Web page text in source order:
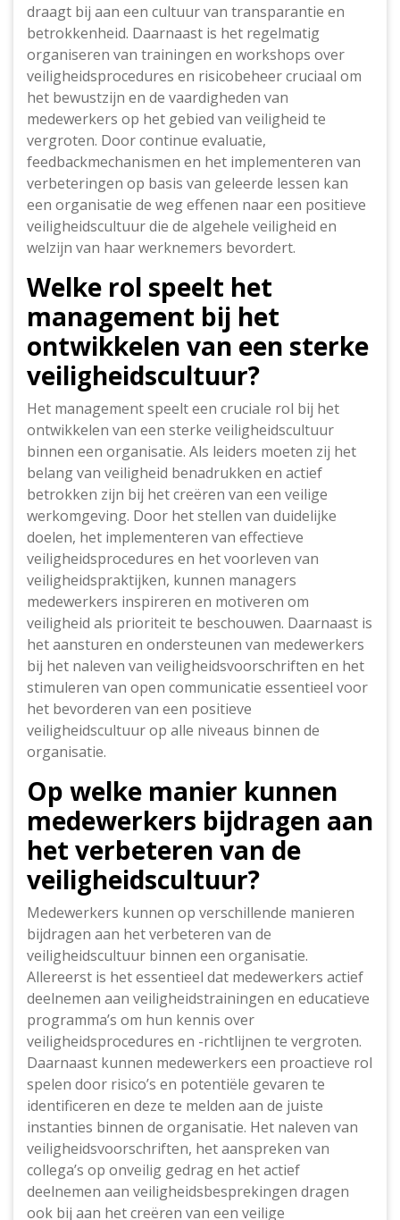
draagt bij aan een cultuur van transparantie en
betrokkenheid. Daarnaast is het regelmatig
organiseren van trainingen en workshops over
veiligheidsprocedures en risicobeheer cruciaal om
het bewustzijn en de vaardigheden van
medewerkers op het gebied van veiligheid te
vergroten. Door continue evaluatie,
feedbackmechanismen en het implementeren van
verbeteringen op basis van geleerde lessen kan
een organisatie de weg effenen naar een positieve
veiligheidscultuur die de algehele veiligheid en
welzijn van haar werknemers bevordert.
Welke rol speelt het
management bij het
ontwikkelen van een sterke
veiligheidscultuur?
Het management speelt een cruciale rol bij het
ontwikkelen van een sterke veiligheidscultuur
binnen een organisatie. Als leiders moeten zij het
belang van veiligheid benadrukken en actief
betrokken zijn bij het creëren van een veilige
werkomgeving. Door het stellen van duidelijke
doelen, het implementeren van effectieve
veiligheidsprocedures en het voorleven van
veiligheidspraktijken, kunnen managers
medewerkers inspireren en motiveren om
veiligheid als prioriteit te beschouwen. Daarnaast is
het aansturen en ondersteunen van medewerkers
bij het naleven van veiligheidsvoorschriften en het
stimuleren van open communicatie essentieel voor
het bevorderen van een positieve
veiligheidscultuur op alle niveaus binnen de
organisatie.
Op welke manier kunnen
medewerkers bijdragen aan
het verbeteren van de
veiligheidscultuur?
Medewerkers kunnen op verschillende manieren
bijdragen aan het verbeteren van de
veiligheidscultuur binnen een organisatie.
Allereerst is het essentieel dat medewerkers actief
deelnemen aan veiligheidstrainingen en educatieve
programma’s om hun kennis over
veiligheidsprocedures en -richtlijnen te vergroten.
Daarnaast kunnen medewerkers een proactieve rol
spelen door risico’s en potentiële gevaren te
identificeren en deze te melden aan de juiste
instanties binnen de organisatie. Het naleven van
veiligheidsvoorschriften, het aanspreken van
collega’s op onveilig gedrag en het actief
deelnemen aan veiligheidsbesprekingen dragen
ook bij aan het creëren van een veilige